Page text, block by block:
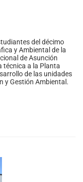
del décimo
y Ambiental de la
de Asunción
técnica a la Planta
de las unidades
y Gestión Ambiental.